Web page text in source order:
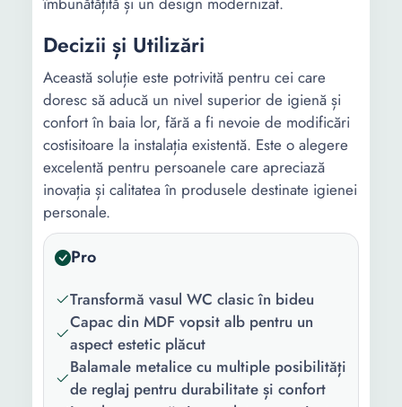
Decizii și Utilizări
Această soluție este potrivită pentru cei care
doresc să aducă un nivel superior de igienă și
confort în baia lor, fără a fi nevoie de modificări
costisitoare la instalația existentă. Este o alegere
excelentă pentru persoanele care apreciază
inovația și calitatea în produsele destinate igienei
personale.
Pro
Transformă vasul WC clasic în bideu
Capac din MDF vopsit alb pentru un
aspect estetic plăcut
Balamale metalice cu multiple posibilități
de reglaj pentru durabilitate și confort